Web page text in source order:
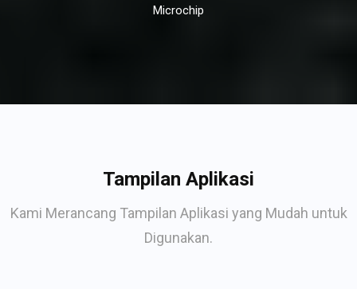
Microchip
Tampilan Aplikasi
Kami Merancang Tampilan Aplikasi yang Mudah untuk
Digunakan.